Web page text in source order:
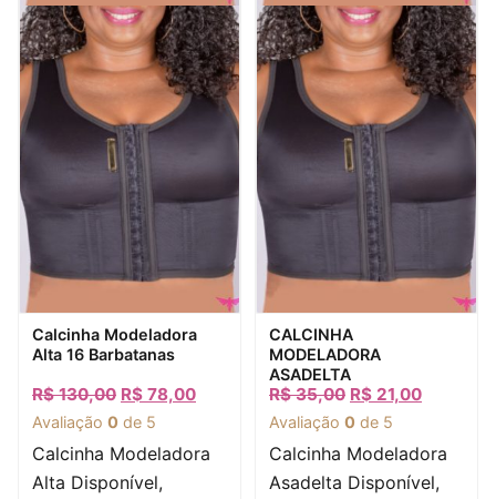
Visualização rápida
Calcinha Modeladora
Alta 16 Barbatanas
R$130,00 R$ 78,00
Avaliação 0 de 5
Calcinha Modeladora
Alta Disponível,
Visualização rápida
CALCINHA
MODELADORA
ASADELTA
R$35,00 R$ 21,00
Avaliação 0 de 5
Calcinha Modeladora
Asadelta Disponível,